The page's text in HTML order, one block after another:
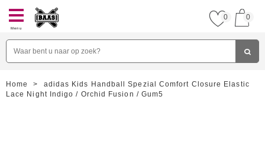
Menu
0 0
Home >
adidas Kids Handball Spezial Comfort Closure Elastic
Lace Night Indigo / Orchid Fusion / Gum5